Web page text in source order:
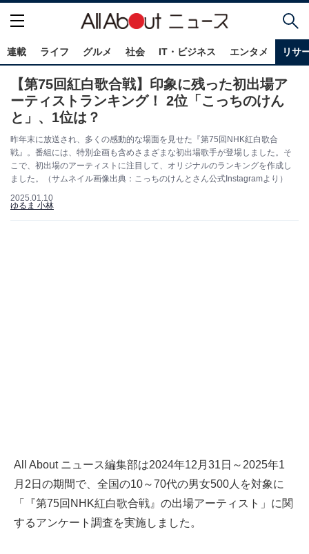
連載 ライフ グルメ 社会 IT・ビジネス エンタメ リサ
【第75回紅白歌合戦】印象に残った初出場ア
ーティストランキング！ 2位「こっちのけん
と」、1位は？
昨年末に放送され、多くの感動的な場面を見せた『第75回NHK紅白歌合
戦』。番組には、特別企画も含めさまざまな初出場歌手が登場しました。そ
こで、初出場のアーティストに注目して、オリジナルのランキングを作成し
ました。（サムネイル画像出典：こっちのけんとさん公式Instagramより）
2025.01.10
ゆるま 小林
All About ニュース編集部は2024年12月31日～2025年1
月2日の期間で、全国の10～70代の男女500人を対象に
「『第75回NHK紅白歌合戦』の出場アーティスト」に関
するアンケート調査を実施しました。